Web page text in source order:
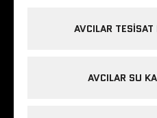
AVCILAR
AVCILAR SU